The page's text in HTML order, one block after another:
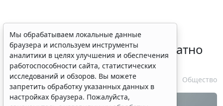
Временное удостоверение
личности оформляется бесплатно
при утрате паспорта
7 августа 2026 17:55 Общество
Мы обрабатываем локальные данные
браузера и используем инструменты
аналитики в целях улучшения и обеспечения
работоспособности сайта, статистических
исследований и обзоров. Вы можете
запретить обработку указанных данных в
настройках браузера. Пожалуйста,